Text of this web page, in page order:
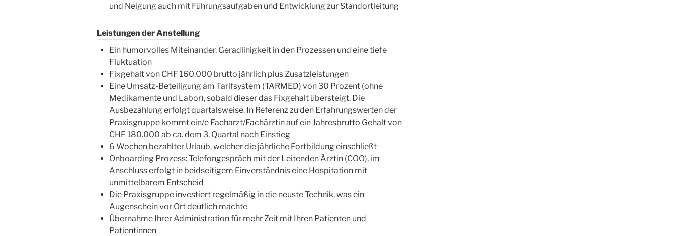
und Neigung auch mit Führungsaufgaben und Entwicklung zur Standortleitung
Leistungen der Anstellung
Ein humorvolles Miteinander, Geradlinigkeit in den Prozessen und eine tiefe
Fluktuation
Fixgehalt von CHF 160.000 brutto jährlich plus Zusatzleistungen
Eine Umsatz-Beteiligung am Tarifsystem (TARMED) von 30 Prozent (ohne
Medikamente und Labor), sobald dieser das Fixgehalt übersteigt. Die
Ausbezahlung erfolgt quartalsweise. In Referenz zu den Erfahrungswerten der
Praxisgruppe kommt ein/e Facharzt/Fachärztin auf ein Jahresbrutto Gehalt von
CHF 180.000 ab ca. dem 3. Quartal nach Einstieg
6 Wochen bezahlter Urlaub, welcher die jährliche Fortbildung einschließt
Onboarding Prozess: Telefongespräch mit der Leitenden Ärztin (COO), im
Anschluss erfolgt in beidseitigem Einverständnis eine Hospitation mit
unmittelbarem Entscheid
Die Praxisgruppe investiert regelmäßig in die neuste Technik, was ein
Augenschein vor Ort deutlich machte
Übernahme Ihrer Administration für mehr Zeit mit Ihren Patienten und
Patientinnen